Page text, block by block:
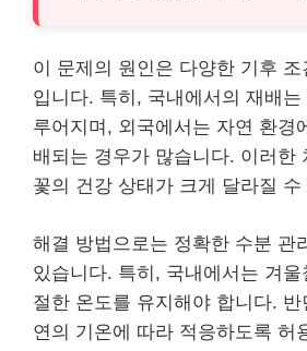
이 문제의 원인은 다양한 기후
입니다. 특히, 국내에서의 재배는
루어지며, 외국에서는 자연 환경
배되는 경우가 많습니다. 이러한
꽃의 건강 상태가 크게 달라질 수
해결 방법으로는 정확한 수분 관
있습니다. 특히, 국내에서는 겨
절한 온도를 유지해야 합니다.
연의 기온에 따라 적응하도록 허